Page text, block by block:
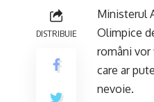
DISTRIBUIE
Ministerul
Olimpice
români
care ar
nevoie.